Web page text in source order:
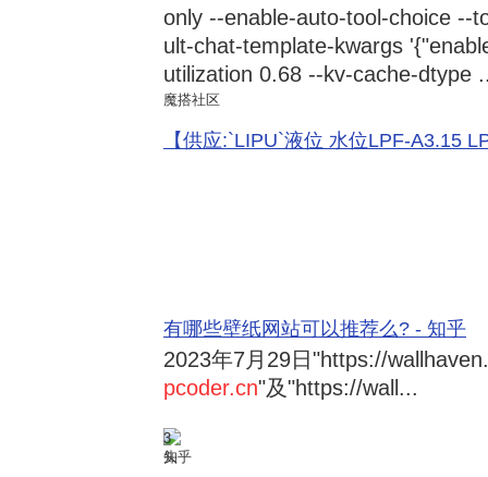
only --enable-auto-tool-choice --
ult-chat-template-kwargs
utilization 0.68 --kv-cache-dtype
魔搭社区
【供应:`LIPU`液位 水位LPF-A3.15
有哪些壁纸网站可以推荐么? - 知乎
2023年7月29日 "https://
pcoder.cn"及"https://wall...
3
知乎